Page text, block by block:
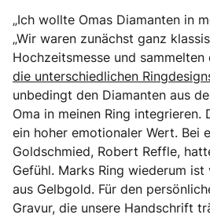
„Ich wollte Omas Diamanten in
„Wir waren zunächst ganz
Hochzeitsmesse und
die unterschiedlichen
unbedingt den Diamanten aus
Oma in meinen Ring integrieren.
ein hoher emotionaler Wert. Bei
Goldschmied, Robert Reffle,
Gefühl. Marks Ring wiederum
aus Gelbgold. Für den
Gravur, die unsere Handschrift